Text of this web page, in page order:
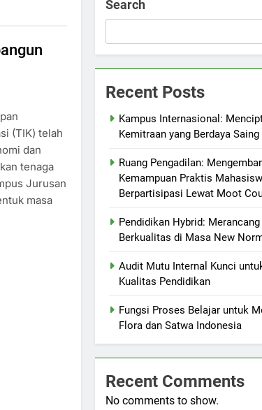
(TIK) telah
dan
tenaga
Jurusan
masa
Search
Recent Posts
Kampus Internasional:
Kemitraan yang Berdaya
Ruang Pengadilan:
Kemampuan Praktis
Berpartisipasi Lewat Moot
Pendidikan Hybrid:
Berkualitas di Masa New
Audit Mutu Internal Kunci
Kualitas Pendidikan
Fungsi Proses Belajar untuk
Flora dan Satwa Indonesia
Recent Comments
No comments to show.